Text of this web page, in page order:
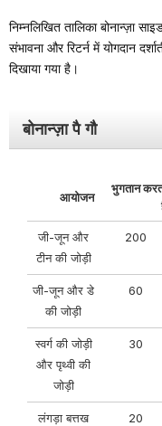
निम्नलिखित तालिका बोनान्ज़ा
संभावना और रिटर्न में योगदान
दिखाया गया है।
बोनान्ज़ा पै गौ
आयोजन
भुगतान
जी-जून और
टीन की जोड़ी
200
जी-जून और डे
की जोड़ी
60
स्वर्ग की जोड़ी
और पृथ्वी की
जोड़ी
30
लंगड़ा बत्तख 20